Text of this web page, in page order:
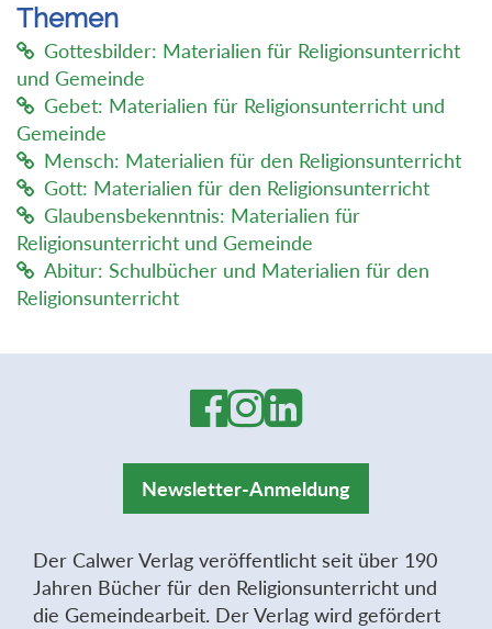
Themen
Gottesbilder: Materialien für Religionsunterricht
und Gemeinde
Gebet: Materialien für Religionsunterricht und
Gemeinde
Mensch: Materialien für den Religionsunterricht
Gott: Materialien für den Religionsunterricht
Glaubensbekenntnis: Materialien für
Religionsunterricht und Gemeinde
Abitur: Schulbücher und Materialien für den
Religionsunterricht
Newsletter-Anmeldung
Der Calwer Verlag veröffentlicht seit über 190
Jahren Bücher für den Religionsunterricht und
die Gemeindearbeit. Der Verlag wird gefördert